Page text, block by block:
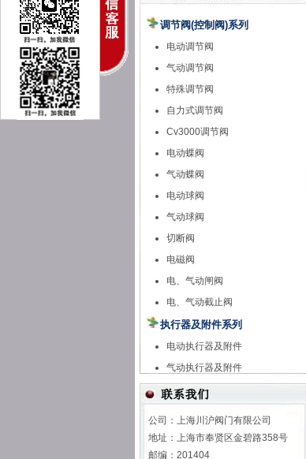
调节阀(控制阀)系列
电动调节阀
气动调节阀
特殊调节阀
自力式调节阀
Cv3000调节阀
电动蝶阀
气动蝶阀
电动球阀
气动球阀
切断阀
电磁阀
电、气动闸阀
电、气动截止阀
执行器及附件系列
电动执行器及附件
气动执行器及附件
公司：上海川沪阀门有限公司
地址：上海市奉贤区金碧路358号
邮编：201404